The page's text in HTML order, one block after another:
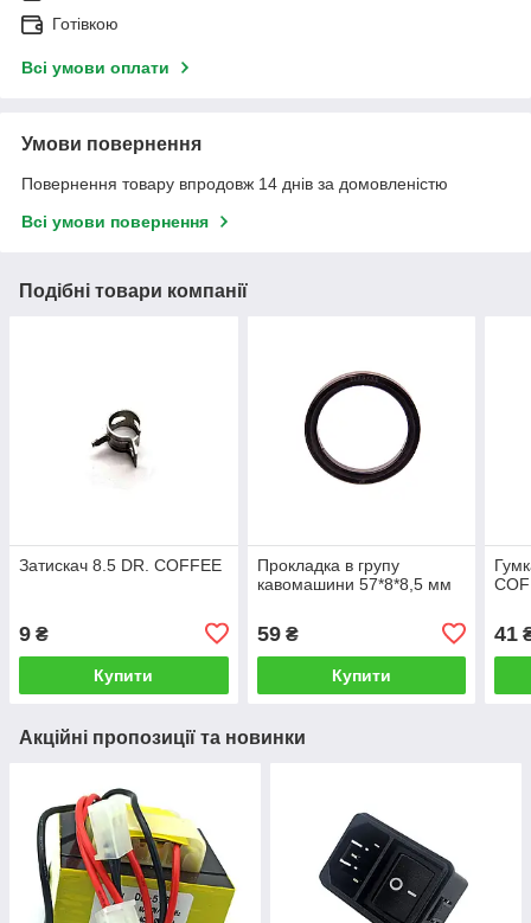
Готівкою
Всі умови оплати
Умови повернення
Повернення товару впродовж 14 днів за домовленістю
Всі умови повернення
Подібні товари компанії
Затискач 8.5 DR. COFFEE
9 ₴
Купити
Прокладка в групу
кавомашини 57*8*8,5 мм
59₴
Купити
41
Акційні пропозиції та новинки